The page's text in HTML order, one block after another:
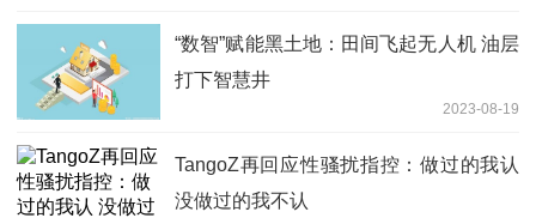
“数智”赋能黑土地：田间飞起无人机 油层
打下智慧井
2023-08-19
TangoZ再回应性骚扰指控：做过的我认
没做过的我不认